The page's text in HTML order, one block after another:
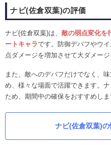
ナビ(佐倉双葉)の評価
ナビ(佐倉双葉)は、 敵の弱点変化を
ートキャラです。防御デバフやウ
点ダメージを増加させて大ダメージ
また、敵へのデバフだけでなく、
め、様々な場面で活躍できます。
ため、期間中の確保をおすすめしま
ナビ(佐倉双葉)